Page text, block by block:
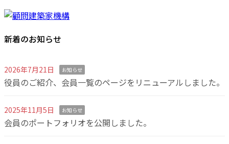
新着のお知らせ
2026年7月21日 お知らせ
役員のご紹介、会員一覧のページをリニューアルしました。
2025年11月5日 お知らせ
会員のポートフォリオを公開しました。